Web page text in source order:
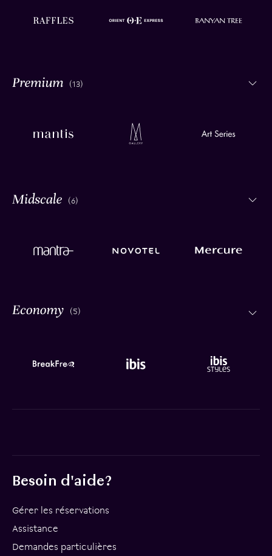
(13)
(6)
(5)
Besoin d'aide?
Gérer les réservations
Assistance
Demandes particulières